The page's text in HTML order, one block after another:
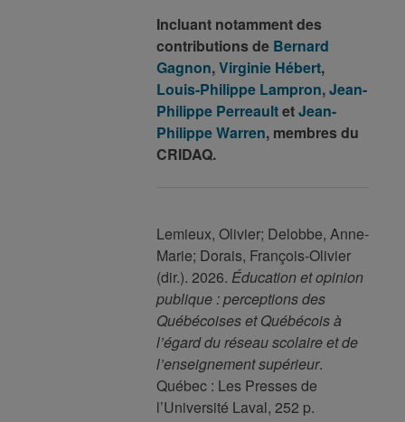
Incluant notamment des
contributions de Bernard
Gagnon,Virginie Hébert,
Louis-Philippe Lampron,Jean-
Philippe PerreaultetJean-
Philippe Warren, membres du
CRIDAQ.
Lemieux, Olivier; Delobbe, Anne-
Marie; Dorais, François-Olivier
(dir.). 2026. Éducation et opinion
publique : perceptions des
Québécoises et Québécois à
l’égard du réseau scolaire et de
l’enseignement supérieur.
Québec : Les Presses de
l’Université Laval, 252 p.